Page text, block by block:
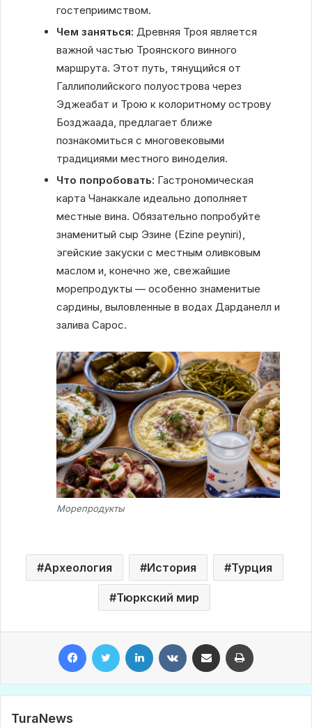
гостеприимством.
Чем заняться: Древняя Троя является
важной частью Троянского винного
маршрута. Этот путь, тянущийся от
Галлиполийского полуострова через
Эджеабат и Трою к колоритному острову
Бозджаада, предлагает ближе
познакомиться с многовековыми
традициями местного виноделия.
Что попробовать: Гастрономическая
карта Чанаккале идеально дополняет
местные вина. Обязательно попробуйте
знаменитый сыр Эзине (Ezine peyniri),
эгейские закуски с местным оливковым
маслом и, конечно же, свежайшие
морепродукты — особенно знаменитые
сардины, выловленные в водах Дарданелл и
залива Сарос.
Морепродукты
Археология История Турция
Тюркский мир
TuraNews